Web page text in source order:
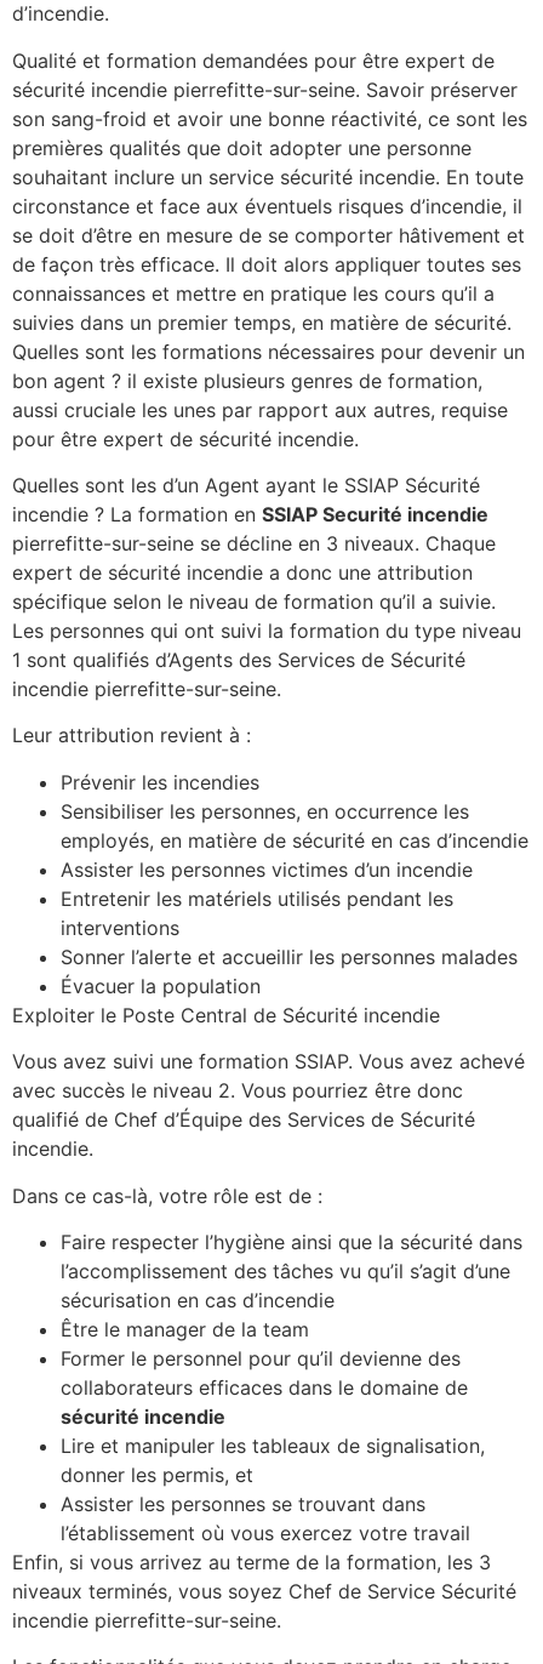
d’incendie.
Qualité et formation demandées pour être expert de
sécurité incendie pierrefitte-sur-seine. Savoir préserver
son sang-froid et avoir une bonne réactivité, ce sont les
premières qualités que doit adopter une personne
souhaitant inclure un service sécurité incendie. En toute
circonstance et face aux éventuels risques d’incendie, il
se doit d’être en mesure de se comporter hâtivement et
de façon très efficace. Il doit alors appliquer toutes ses
connaissances et mettre en pratique les cours qu’il a
suivies dans un premier temps, en matière de sécurité.
Quelles sont les formations nécessaires pour devenir un
bon agent ? il existe plusieurs genres de formation,
aussi cruciale les unes par rapport aux autres, requise
pour être expert de sécurité incendie.
Quelles sont les d’un Agent ayant le SSIAP Sécurité
incendie ? La formation en SSIAP Securité incendie
pierrefitte-sur-seine se décline en 3 niveaux. Chaque
expert de sécurité incendie a donc une attribution
spécifique selon le niveau de formation qu’il a suivie.
Les personnes qui ont suivi la formation du type niveau
1 sont qualifiés d’Agents des Services de Sécurité
incendie pierrefitte-sur-seine.
Leur attribution revient à :
Prévenir les incendies
Sensibiliser les personnes, en occurrence les
employés, en matière de sécurité en cas d’incendie
Assister les personnes victimes d’un incendie
Entretenir les matériels utilisés pendant les
interventions
Sonner l’alerte et accueillir les personnes malades
Évacuer la population
Exploiter le Poste Central de Sécurité incendie
Vous avez suivi une formation SSIAP. Vous avez achevé
avec succès le niveau 2. Vous pourriez être donc
qualifié de Chef d’Équipe des Services de Sécurité
incendie.
Dans ce cas-là, votre rôle est de :
Faire respecter l’hygiène ainsi que la sécurité dans
l’accomplissement des tâches vu qu’il s’agit d’une
sécurisation en cas d’incendie
Être le manager de la team
Former le personnel pour qu’il devienne des
collaborateurs efficaces dans le domaine de
sécurité incendie
Lire et manipuler les tableaux de signalisation,
donner les permis, et
Assister les personnes se trouvant dans
l’établissement où vous exercez votre travail
Enfin, si vous arrivez au terme de la formation, les 3
niveaux terminés, vous soyez Chef de Service Sécurité
incendie pierrefitte-sur-seine.